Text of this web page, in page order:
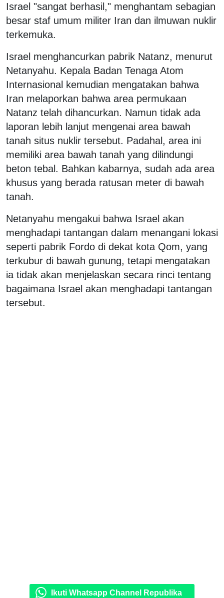
Israel "sangat berhasil," menghantam sebagian
besar staf umum militer Iran dan ilmuwan nuklir
terkemuka.
Israel menghancurkan pabrik Natanz, menurut
Netanyahu. Kepala Badan Tenaga Atom
Internasional kemudian mengatakan bahwa
Iran melaporkan bahwa area permukaan
Natanz telah dihancurkan. Namun tidak ada
laporan lebih lanjut mengenai area bawah
tanah situs nuklir tersebut. Padahal, area ini
memiliki area bawah tanah yang dilindungi
beton tebal. Bahkan kabarnya, sudah ada area
khusus yang berada ratusan meter di bawah
tanah.
Netanyahu mengakui bahwa Israel akan
menghadapi tantangan dalam menangani lokasi
seperti pabrik Fordo di dekat kota Qom, yang
terkubur di bawah gunung, tetapi mengatakan
ia tidak akan menjelaskan secara rinci tentang
bagaimana Israel akan menghadapi tantangan
tersebut.
Ikuti Whatsapp Channel Republika